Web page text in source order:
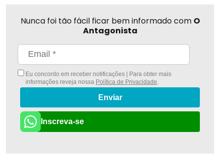
Nunca foi tão fácil ficar bem informado com O
Antagonista
Eu concordo em receber notificações | Para obter mais
informações reveja nossa Política de Privacidade
Enviar
Inscreva-se